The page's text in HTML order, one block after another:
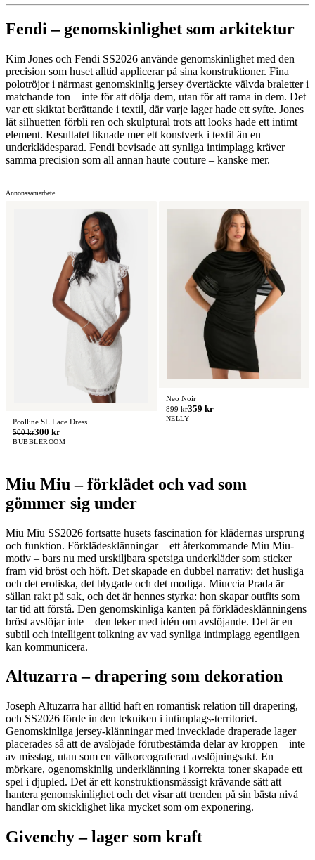
Fendi – genomskinlighet som arkitektur
Kim Jones och Fendi SS2026 använde genomskinlighet med den
precision som huset alltid applicerar på sina konstruktioner. Fina
polotröjor i närmast genomskinlig jersey övertäckte välvda braletter i
matchande ton – inte för att dölja dem, utan för att rama in dem. Det
var ett skiktat berättande i textil, där varje lager hade ett syfte. Jones
lät silhuetten förbli ren och skulptural trots att looks hade ett intimt
element. Resultatet liknade mer ett konstverk i textil än en
underklädesparad. Fendi bevisade att synliga intimplagg kräver
samma precision som all annan haute couture – kanske mer.
Annonssamarbete
Pcolline SL Lace Dress
500 kr300 kr
BUBBLEROOM
Neo Noir
899 kr359 kr
NELLY
Miu Miu – förklädet och vad som
gömmer sig under
Miu Miu SS2026 fortsatte husets fascination för klädernas ursprung
och funktion. Förklädesklänningar – ett återkommande Miu Miu-
motiv – bars nu med urskiljbara spetsiga underkläder som sticker
fram vid bröst och höft. Det skapade en dubbel narrativ: det husliga
och det erotiska, det blygade och det modiga. Miuccia Prada är
sällan rakt på sak, och det är hennes styrka: hon skapar outfits som
tar tid att förstå. Den genomskinliga kanten på förklädesklänningens
bröst avslöjar inte – den leker med idén om avslöjande. Det är en
subtil och intelligent tolkning av vad synliga intimplagg egentligen
kan kommunicera.
Altuzarra – drapering som dekoration
Joseph Altuzarra har alltid haft en romantisk relation till drapering,
och SS2026 förde in den tekniken i intimplags-territoriet.
Genomskinliga jersey-klänningar med invecklade draperade lager
placerades så att de avslöjade förutbestämda delar av kroppen – inte
av misstag, utan som en välkoreograferad avslöjningsakt. En
mörkare, ogenomskinlig underklänning i korrekta toner skapade ett
spel i djupled. Det är ett konstruktionsmässigt krävande sätt att
hantera genomskinlighet och det visar att trenden på sin bästa nivå
handlar om skicklighet lika mycket som om exponering.
Givenchy – lager som kraft